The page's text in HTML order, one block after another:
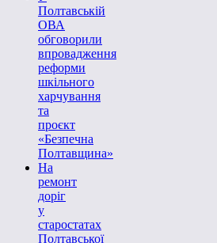
Полтавській
ОВА
обговорили
впровадження
реформи
шкільного
харчування
та
проєкт
«Безпечна
Полтавщина»
На
ремонт
доріг
у
старостатах
Полтавської